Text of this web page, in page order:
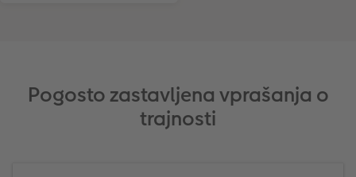
Pogosto zastavljena vprašanja o
trajnosti